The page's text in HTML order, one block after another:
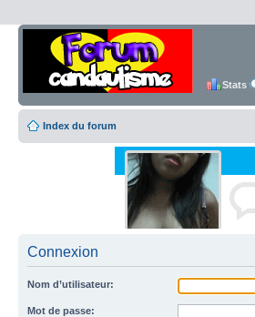
Stats
Index du forum
Connexion
Nom d’utilisateur:
Mot de passe: